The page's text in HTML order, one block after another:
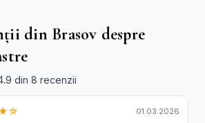
din Brasov despre
din 8 recenzii
01.03.2026